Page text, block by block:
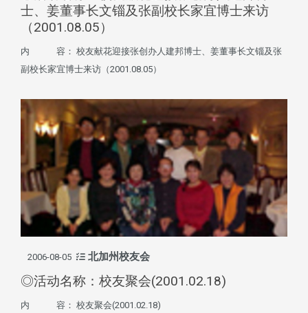
士、姜董事长文锱及张副校长家宜博士来访
（2001.08.05）
内 容： 校友献花迎接张创办人建邦博士、姜董事长文锱及张
副校长家宜博士来访（2001.08.05）
2006-08-05 北加州校友会
◎活动名称：校友聚会(2001.02.18)
内 容： 校友聚会(2001.02.18)